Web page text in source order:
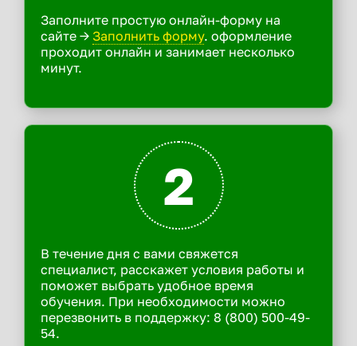
Заполните простую онлайн-форму на
сайте -> Заполнить форму. оформление
проходит онлайн и занимает несколько
минут.
2
В течение дня с вами свяжется
специалист, расскажет условия работы и
поможет выбрать удобное время
обучения. При необходимости можно
перезвонить в поддержку: 8 (800) 500-49-
54.